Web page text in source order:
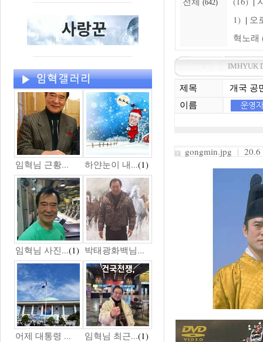
임혁님 근황... 하얀눈이 내...(1)
임혁님 사진...(1) 박태광화백님...
어제 대통령 ... 임혁님 최근...(1)
(642)
1) | 오
혁노래
IMHYUK
제목
개국 공
이름
gongmin.jpg |